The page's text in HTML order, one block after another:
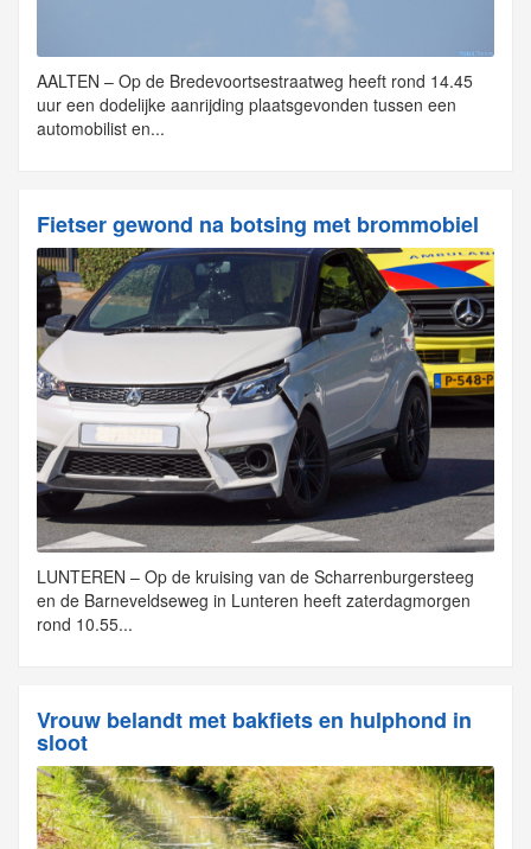
AALTEN – Op de Bredevoortsestraatweg heeft rond 14.45
uur een dodelijke aanrijding plaatsgevonden tussen een
automobilist en...
Fietser gewond na botsing met brommobiel
LUNTEREN – Op de kruising van de Scharrenburgersteeg
en de Barneveldseweg in Lunteren heeft zaterdagmorgen
rond 10.55...
Vrouw belandt met bakfiets en hulphond in
sloot